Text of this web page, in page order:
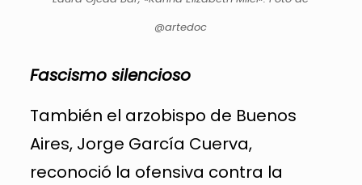
@artedoc
Fascismo silencioso
También el arzobispo de Buenos
Aires, Jorge García Cuerva,
reconoció la ofensiva contra la